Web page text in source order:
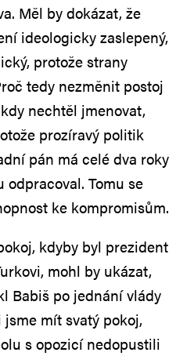
Měl by dokázat, že
ideologicky zaslepený,
protože strany
tedy nezměnit postoj
nechtěl jmenovat,
prozíravý politik
pán má celé dva roky
odpracoval. Tomu se
ke kompromisům.
kdyby byl prezident
mohl by ukázat,
Babiš po jednání vlády
mít svatý pokoj,
s opozicí nedopustili